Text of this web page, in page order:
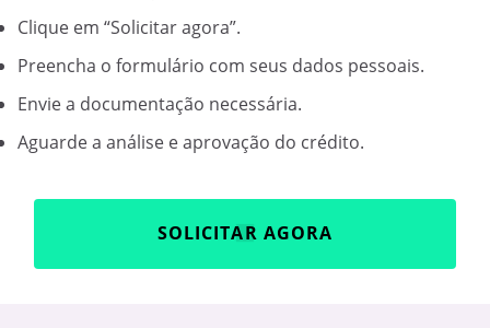
Clique em “Solicitar agora”.
Preencha o formulário com seus dados pessoais.
Envie a documentação necessária.
Aguarde a análise e aprovação do crédito.
SOLICITAR AGORA